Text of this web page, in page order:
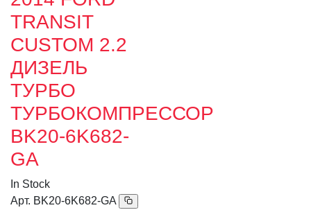
TRANSIT
CUSTOM 2.2
ДИЗЕЛЬ
ТУРБО
ТУРБОКОМПРЕССОР
BK20-6K682-
GA
In Stock
Арт. BK20-6K682-GA